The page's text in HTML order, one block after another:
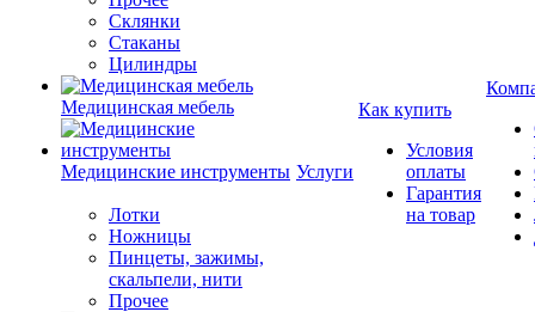
Склянки
Стаканы
Цилиндры
Медицинская мебель
Медицинские инструменты
Лотки
Ножницы
Пинцеты, зажимы,
скальпели, нити
Прочее
Услуги
Как купить
Условия
оплаты
Гарантия
на товар